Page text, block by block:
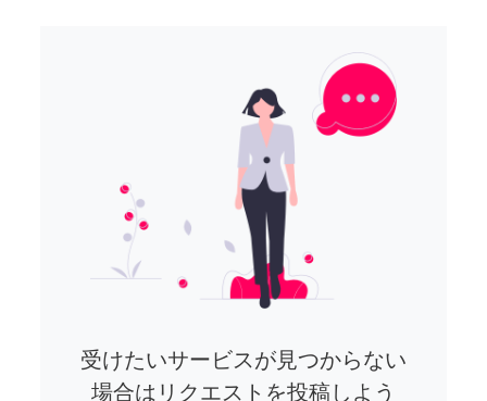
受けたいサービスが見つからない
場合はリクエストを投稿しよう